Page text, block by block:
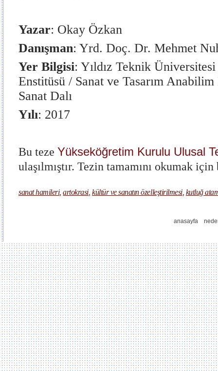
Yazar: Okay Özkan
Danışman: Yrd. Doç. Dr. Mehmet
Yer Bilgisi: Yıldız Teknik
Enstitüsü / Sanat ve Tasarım Anabilim
Sanat Dalı
Yılı: 2017
Bu teze Yükseköğretim Kurulu Ulusal
ulaşılmıştır. Tezin tamamını okumak
sanat hamileri,artokrasi ,kültür ve sanatın özelleştirilmesi, kutluğ
anasayfa